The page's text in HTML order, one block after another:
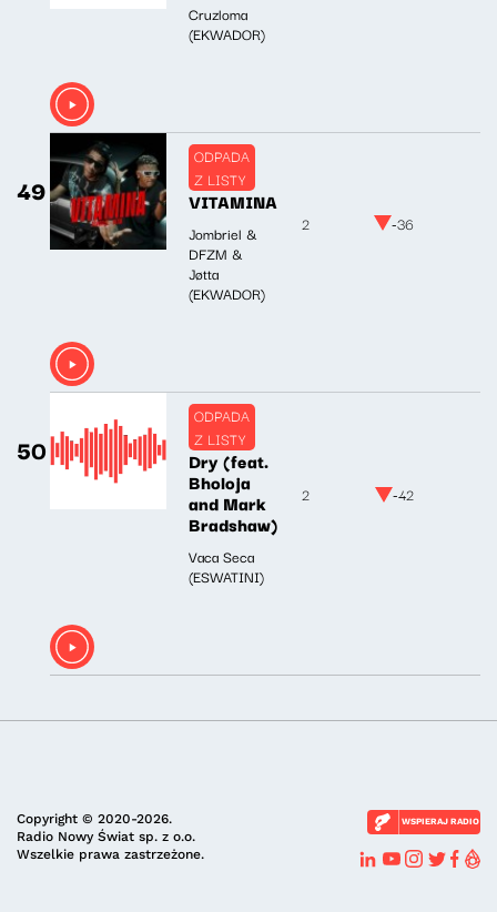
Cruzloma
(EKWADOR)
49
ODPADA
Z LISTY
VITAMINA
Jombriel &
DFZM &
Jøtta
(EKWADOR)
2 -36
50
ODPADA
Z LISTY
Dry (feat.
Bholoja
and Mark
Bradshaw)
Vaca Seca
(ESWATINI)
2 -42
Copyright © 2020-2026.
Radio Nowy Świat sp. z o.o.
Wszelkie prawa zastrzeżone.
WSPIERAJ RADIO